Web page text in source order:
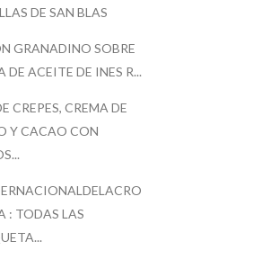
DE SAN BLAS
GRANADINO SOBRE
DE ACEITE DE INES R...
CREPES, CREMA DE
Y CACAO CON
: TODAS LAS